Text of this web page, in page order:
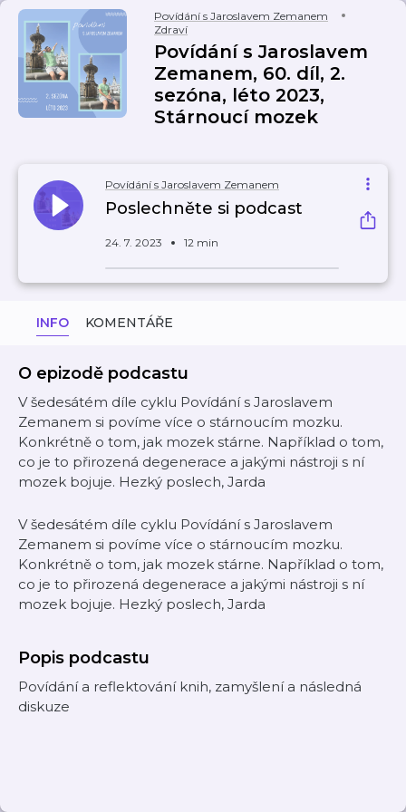
Povídání s Jaroslavem Zemanem
Zdraví
Povídání s Jaroslavem
Zemanem, 60. díl, 2.
sezóna, léto 2023,
Stárnoucí mozek
Povídání s Jaroslavem Zemanem
Poslechněte si podcast
24. 7. 2023 12 min
INFO KOMENTÁŘE
O epizodě podcastu
V šedesátém díle cyklu Povídání s Jaroslavem
Zemanem si povíme více o stárnoucím mozku.
Konkrétně o tom, jak mozek stárne. Například o tom,
co je to přirozená degenerace a jakými nástroji s ní
mozek bojuje. Hezký poslech, Jarda
V šedesátém díle cyklu Povídání s Jaroslavem
Zemanem si povíme více o stárnoucím mozku.
Konkrétně o tom, jak mozek stárne. Například o tom,
co je to přirozená degenerace a jakými nástroji s ní
mozek bojuje. Hezký poslech, Jarda
Popis podcastu
Povídání a reflektování knih, zamyšlení a následná
diskuze